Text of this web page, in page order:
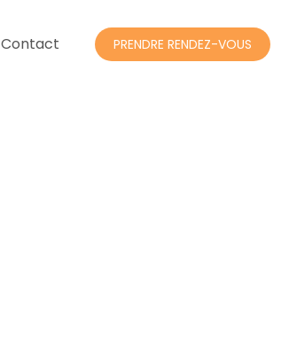
Contact PRENDRE RENDEZ-VOUS